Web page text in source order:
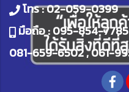
โทร :02-059-0399
มือถือ :095-854-7785
081-659-6502,061-